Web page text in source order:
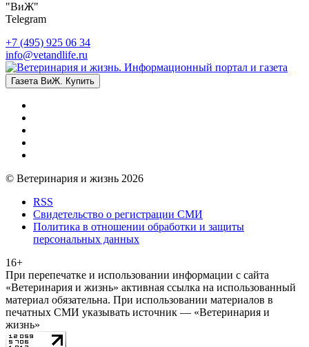
"ВиЖ"
Telegram
+7 (495) 925 06 34
info@vetandlife.ru
Газета ВиЖ. Купить
© Ветеринария и жизнь 2026
RSS
Свидетельство о регистрации СМИ
Политика в отношении обработки и защиты
персональных данных
16+
При перепечатке и использовании информации с сайта
«Ветеринария и жизнь» активная ссылка на использованный
материал обязательна. При использовании материалов в
печатных СМИ указывать источник — «Ветеринария и
жизнь»